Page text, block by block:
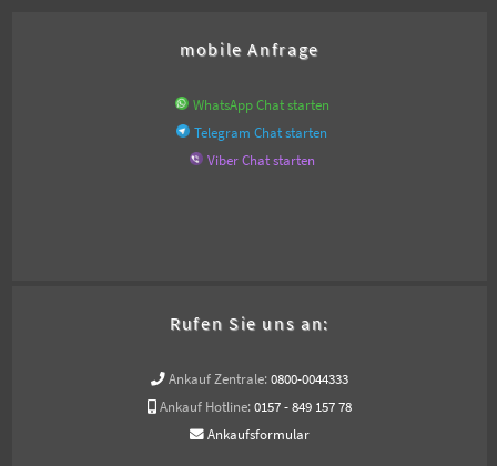
mobile Anfrage
WhatsApp Chat starten
Telegram Chat starten
Viber Chat starten
Rufen Sie uns an:
Ankauf Zentrale: 0800-0044333
Ankauf Hotline: 0157 - 849 157 78
Ankaufsformular